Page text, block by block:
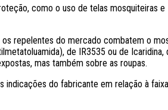
como o uso de telas mosquiteiras e
repelentes do mercado combatem o
de IR3535 ou de Icaridina,
mas também sobre as roupas.
indicações do fabricante em relação à